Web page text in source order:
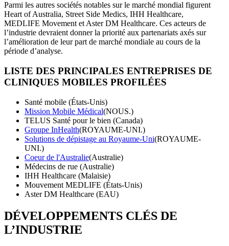
Parmi les autres sociétés notables sur le marché mondial figurent
Heart of Australia, Street Side Medics, IHH Healthcare,
MEDLIFE Movement et Aster DM Healthcare. Ces acteurs de
l’industrie devraient donner la priorité aux partenariats axés sur
l’amélioration de leur part de marché mondiale au cours de la
période d’analyse.
LISTE DES PRINCIPALES ENTREPRISES DE
CLINIQUES MOBILES PROFILÉES
Santé mobile (États-Unis)
Mission Mobile Médical(NOUS.)
TELUS Santé pour le bien (Canada)
Groupe InHealth(ROYAUME-UNI.)
Solutions de dépistage au Royaume-Uni(ROYAUME-
UNI.)
Coeur de l'Australie(Australie)
Médecins de rue (Australie)
IHH Healthcare (Malaisie)
Mouvement MEDLIFE (États-Unis)
Aster DM Healthcare (EAU)
DÉVELOPPEMENTS CLÉS DE
L’INDUSTRIE